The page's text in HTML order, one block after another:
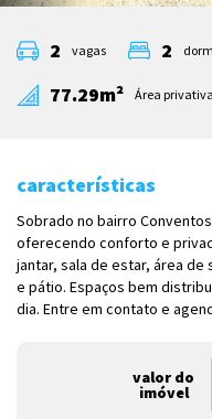
2 vagas 2
77.29m² Área privativa
características
Sobrado no bairro
oferecendo conforto e
jantar, sala de estar, área de
e pátio. Espaços bem
dia. Entre em contato e
valor do
imóvel